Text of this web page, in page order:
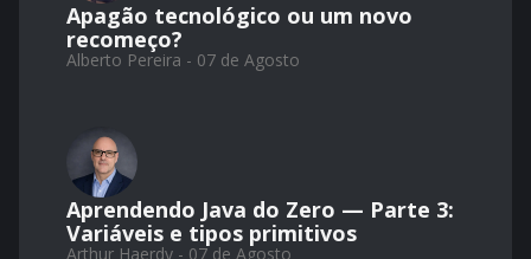
Apagão tecnológico ou um novo
recomeço?
Alberto Pereira - 07 de Agosto
Aprendendo Java do Zero — Parte 3:
Variáveis e tipos primitivos
Arthur Haerdy - 07 de Agosto